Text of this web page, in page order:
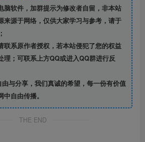
脑软件，加群提示为修改者自留， 非本站
来源于网络，仅供大家学习与参考，请于
联系原作者授权，若本站侵犯了您的权益
理；可联系上方QQ或进入QQ群进行反
与分享，我们真诚的希望，每一份有价值
自由传播。
THE END